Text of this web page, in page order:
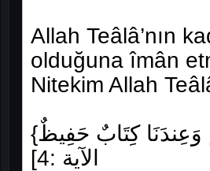
Allah Teâlâ’nın
olduğuna îmân
Nitekim Allah
{قَدْ عَلِمْنَا مَا تَنقُصُ الأَرْضُ مِنْهُمْ وَعِندَنَا كِتَابٌ حَفِيظٌ} س[سورة ق
الآية :4]